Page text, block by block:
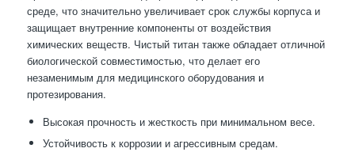
среде, что значительно увеличивает срок службы корпуса и
защищает внутренние компоненты от воздействия
химических веществ. Чистый титан также обладает отличной
биологической совместимостью, что делает его
незаменимым для медицинского оборудования и
протезирования.
Высокая прочность и жесткость при минимальном весе.
Устойчивость к коррозии и агрессивным средам.